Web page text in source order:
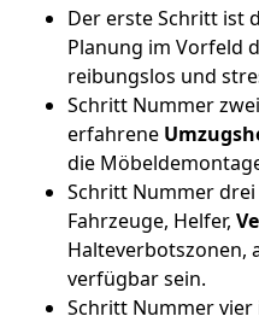
Der erste Schritt ist
Planung im Vorfeld
reibungslos und
Schritt Nummer
erfahrene
die
Schritt Nummer
Fahrzeuge, Helfer,
Halteverbotszonen,
verfügbar sein.
Schritt Nummer vier